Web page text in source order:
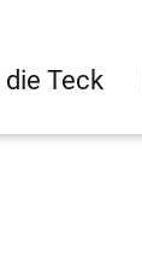
Teck